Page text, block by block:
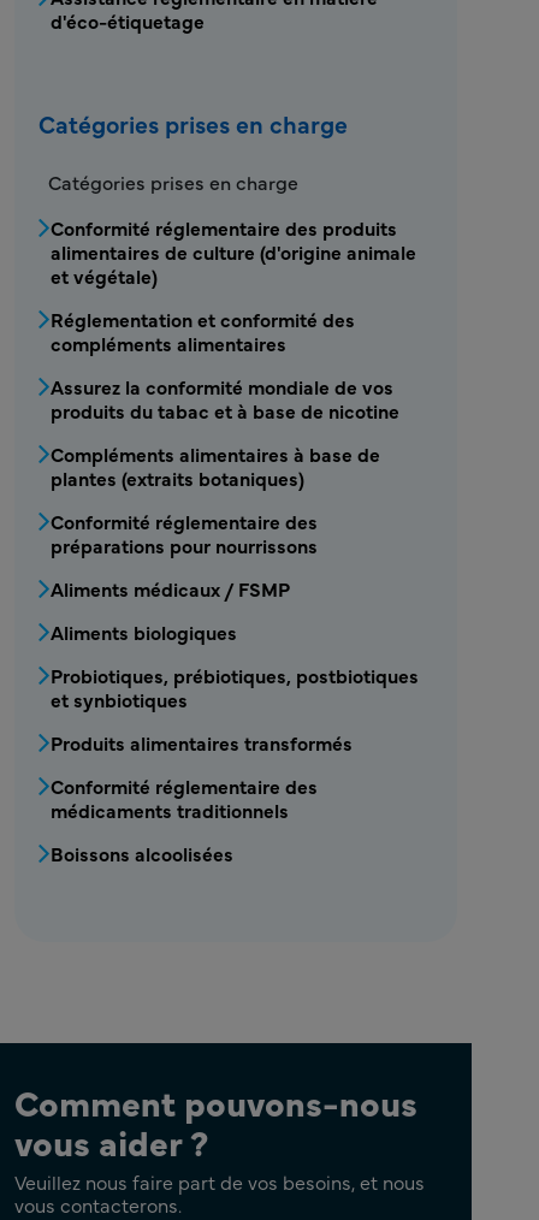
d'éco-étiquetage
Catégories prises en charge
Catégories prises en charge
Conformité réglementaire des produits
alimentaires de culture (d'origine animale
et végétale)
Réglementation et conformité des
compléments alimentaires
Assurez la conformité mondiale de vos
produits du tabac et à base de nicotine
Compléments alimentaires à base de
plantes (extraits botaniques)
Conformité réglementaire des
préparations pour nourrissons
Aliments médicaux / FSMP
Aliments biologiques
Probiotiques, prébiotiques, postbiotiques
et synbiotiques
Produits alimentaires transformés
Conformité réglementaire des
médicaments traditionnels
Boissons alcoolisées
Comment pouvons-nous
vous aider ?
Veuillez nous faire part de vos besoins, et nous
vous contacterons.